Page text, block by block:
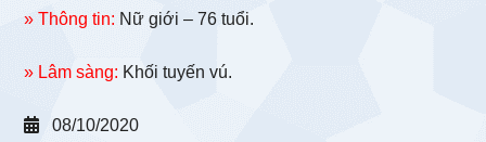
» Thông tin: Nữ giới – 76 tuổi.
» Lâm sàng: Khối tuyến vú.
08/10/2020